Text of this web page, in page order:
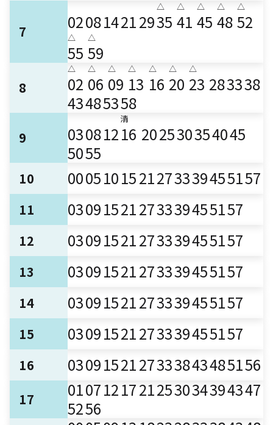
7 0208142129
△
35
△
41
△
45
△
48
△
52
△
55
△
59
8
△
02
△
06
△
09
△
13
△
16
△
20
△
23 283338
43485358
9 030812
清
16 202530354045
5055
10 0005101521273339455157
11 03091521273339455157
12 03091521273339455157
13 03091521273339455157
14 03091521273339455157
15 03091521273339455157
16 0309152127333843485156
17 0107121721253034394347
5256